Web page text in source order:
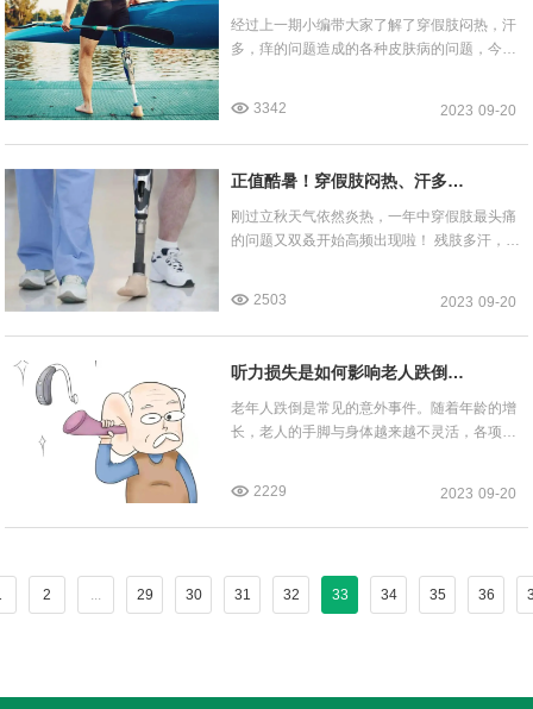
经过上一期小编带大家了解了穿假肢闷热，汗
多，痒的问题造成的各种皮肤病的问题，今天
3342 2023 09-20
正值酷暑！穿假肢闷热、汗多、
刚过立秋天气依然炎热，一年中穿假肢最头痛
的问题又双叒开始高频出现啦！ 残肢多汗，闷
2503 2023 09-20
听力损失是如何影响老人跌倒
老年人跌倒是常见的意外事件。随着年龄的增
长，老人的手脚与身体越来越不灵活，各项感
2229 2023 09-20
2 ... 29 30 31 32 33 34 35 36